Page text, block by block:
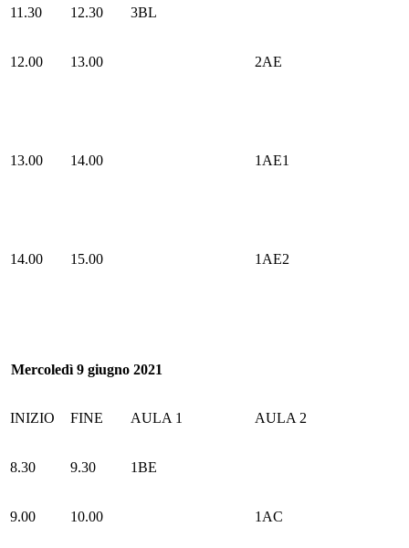
11.30 12.30 3BL
12.00 13.00 2AE
13.00 14.00 1AE1
14.00 15.00 1AE2
Mercoledì 9 giugno 2021
INIZIO FINE AULA 1 AULA 2
8.30 9.30 1BE
9.00 10.00 1AC